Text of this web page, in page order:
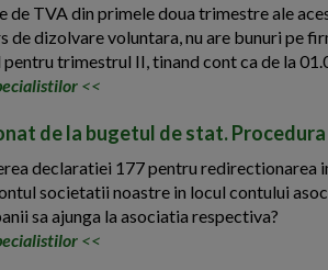
de TVA din primele doua trimestre ale
de dizolvare voluntara, nu are bunuri pe
trimestrul II, tinand cont ca de la
<<
de la bugetul de stat.
declaratiei 177 pentru
societatii noastre in locul contului
sa ajunga la asociatia respectiva?
<<